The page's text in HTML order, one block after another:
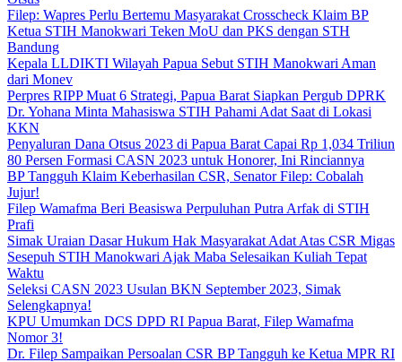
Filep: Wapres Perlu Bertemu Masyarakat Crosscheck Klaim BP
Ketua STIH Manokwari Teken MoU dan PKS dengan STH
Bandung
Kepala LLDIKTI Wilayah Papua Sebut STIH Manokwari Aman
dari Monev
Perpres RIPP Muat 6 Strategi, Papua Barat Siapkan Pergub DPRK
Dr. Yohana Minta Mahasiswa STIH Pahami Adat Saat di Lokasi
KKN
Penyaluran Dana Otsus 2023 di Papua Barat Capai Rp 1,034 Triliun
80 Persen Formasi CASN 2023 untuk Honorer, Ini Rinciannya
BP Tangguh Klaim Keberhasilan CSR, Senator Filep: Cobalah
Jujur!
Filep Wamafma Beri Beasiswa Perpuluhan Putra Arfak di STIH
Prafi
Simak Uraian Dasar Hukum Hak Masyarakat Adat Atas CSR Migas
Sesepuh STIH Manokwari Ajak Maba Selesaikan Kuliah Tepat
Waktu
Seleksi CASN 2023 Usulan BKN September 2023, Simak
Selengkapnya!
KPU Umumkan DCS DPD RI Papua Barat, Filep Wamafma
Nomor 3!
Dr. Filep Sampaikan Persoalan CSR BP Tangguh ke Ketua MPR RI